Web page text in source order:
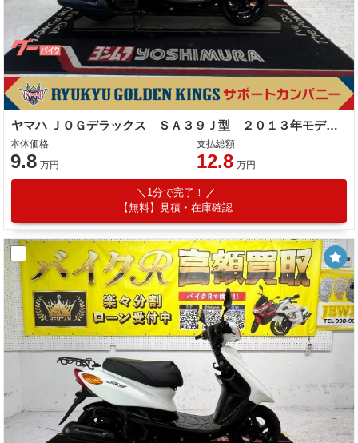
ヤマハ ＪＯＧデラックス ＳＡ３９Ｊ型 ２０１３年モデル リアキャリア センタースタンド
本体価格
9.8 万円
支払総額
12.8 万円
1分で完了！
【無料】見積・在庫確認